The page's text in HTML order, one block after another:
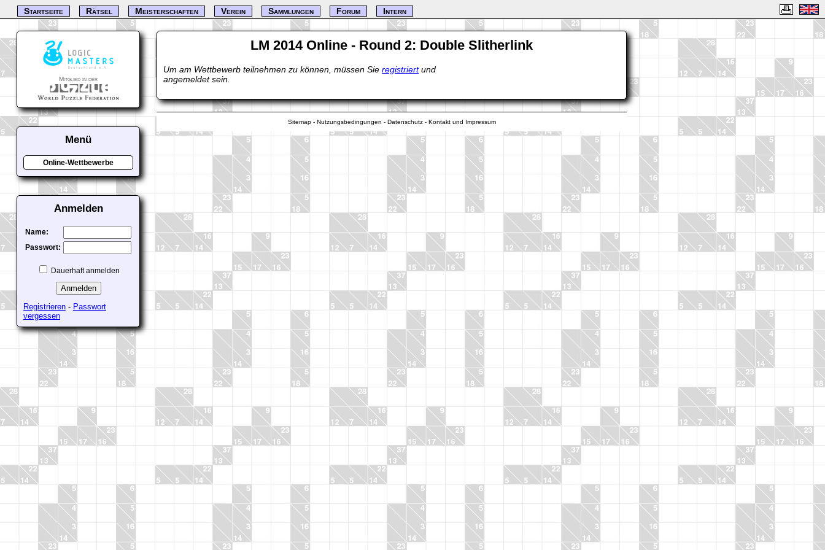
LM 2014 Online - Round 2: Double Slitherlink
Um am Wettbewerb teilnehmen zu können, müssen Sieregistriertund
angemeldet sein.
Startseite Rätsel Meisterschaften Verein Sammlungen Forum Intern
Mitglied in der
Menü
Online-Wettbewerbe
Anmelden
Name:
Passwort:
Dauerhaft anmelden
Registrieren- Passwort
vergessen
Sitemap- Nutzungsbedingungen - Datenschutz- Kontakt und Impressum